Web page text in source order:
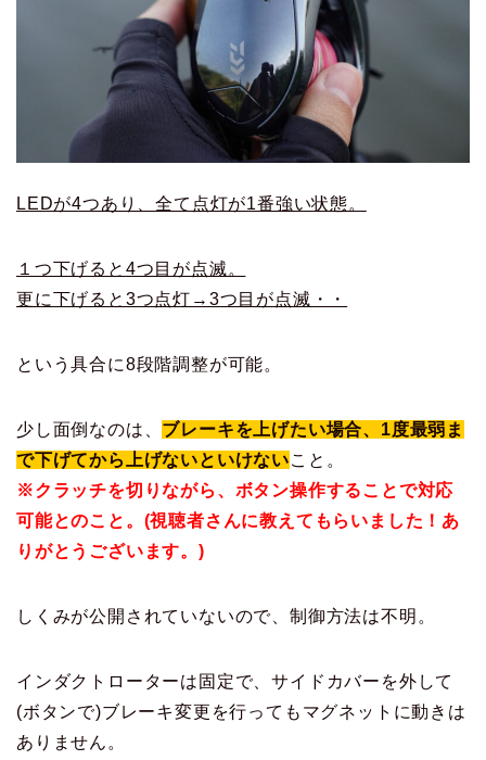
LEDが4つあり、全て点灯が1番強い状態。
１つ下げると4つ目が点滅。
更に下げると3つ点灯→3つ目が点滅・・
という具合に8段階調整が可能。
少し面倒なのは、 ブレーキを上げたい場合、1度最弱ま
で下げてから上げないといけないこと。
※クラッチを切りながら、ボタン操作することで対応
可能とのこと。(視聴者さんに教えてもらいました！あ
りがとうございます。)
しくみが公開されていないので、制御方法は不明。
インダクトローターは固定で、サイドカバーを外して
(ボタンで)ブレーキ変更を行ってもマグネットに動きは
ありません。